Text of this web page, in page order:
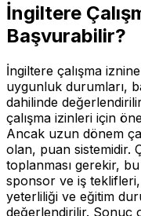
İngiltere
Başvurabilir?
İngiltere çalışma
uygunluk durumları,
dahilinde
çalışma izinleri için
Ancak uzun dönem
olan, puan sistemidir.
toplanması gerekir,
sponsor ve iş
yeterliliği ve eğitim
değerlendirilir. Sonuç